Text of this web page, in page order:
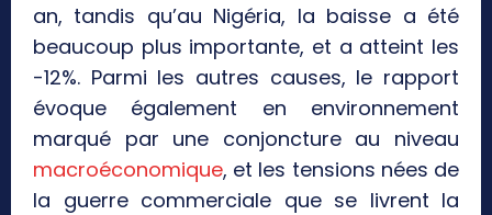
an, tandis qu’au Nigéria, la baisse a été
beaucoup plus importante, et a atteint les
-12%. Parmi les autres causes, le rapport
évoque également en environnement
marqué par une conjoncture au niveau
macroéconomique, et les tensions nées de
la guerre commerciale que se livrent la